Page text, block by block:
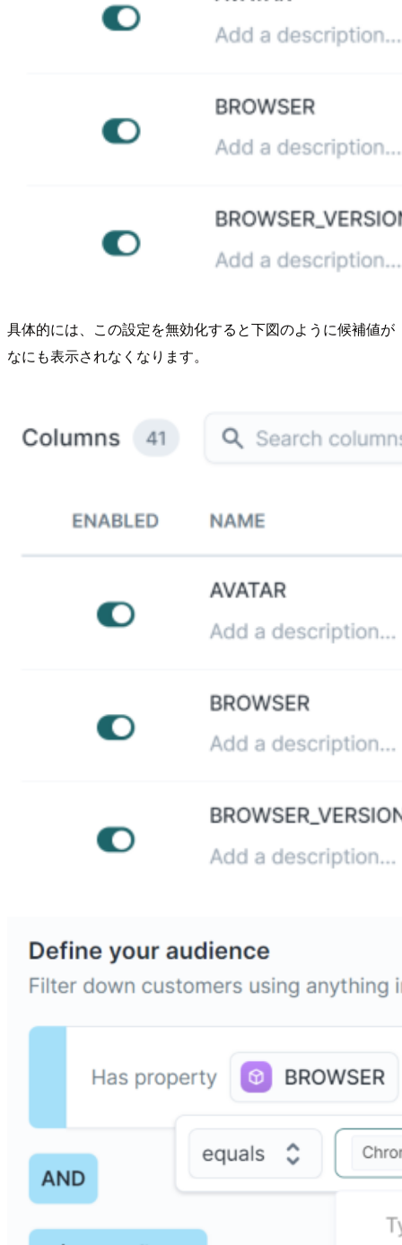
具体的には、この設定を無効化すると下図のように候補値が
なにも表示されなくなります。